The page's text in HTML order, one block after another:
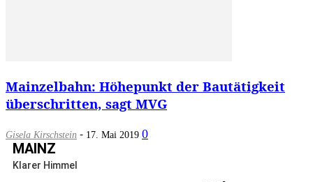
Mainzelbahn: Höhepunkt der Bautätigkeit
überschritten, sagt MVG
Gisela Kirschstein - 17. Mai 2019 0
MAINZ
Klarer Himmel